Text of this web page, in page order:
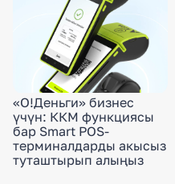
«О!Деньги» бизнес
үчүн: ККМ функциясы
бар Smart POS-
терминалдарды акысыз
туташтырып алыңыз